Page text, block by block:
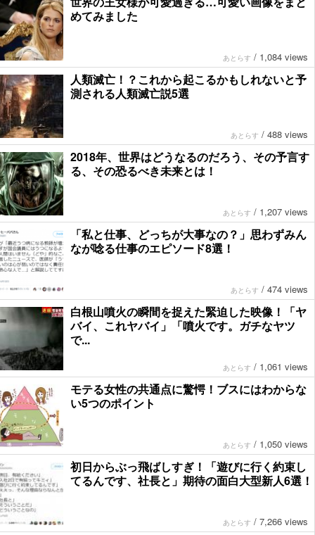
めてみました
あとらす / 1,084 views
人類滅亡！？これから起こるかもしれないと予
測される人類滅亡説5選
あとらす / 488 views
2018年、世界はどうなるのだろう、その予言す
る、その恐るべき未来とは！
あとらす / 1,207 views
「私と仕事、どっちが大事なの？」思わずみん
なが唸る仕事のエピソード8選！
あとらす / 474 views
白根山噴火の瞬間を捉えた緊迫した映像！「ヤ
バイ、これヤバイ」「噴火です。ガチなヤツ
で...
あとらす / 1,061 views
モテる女性の共通点に驚愕！ブスにはわからな
い5つのポイント
あとらす / 1,050 views
初日からぶっ飛ばしすぎ！「遊びに行く約束し
てるんです、社長と」期待の面白大型新人6選！
あとらす / 7,266 views